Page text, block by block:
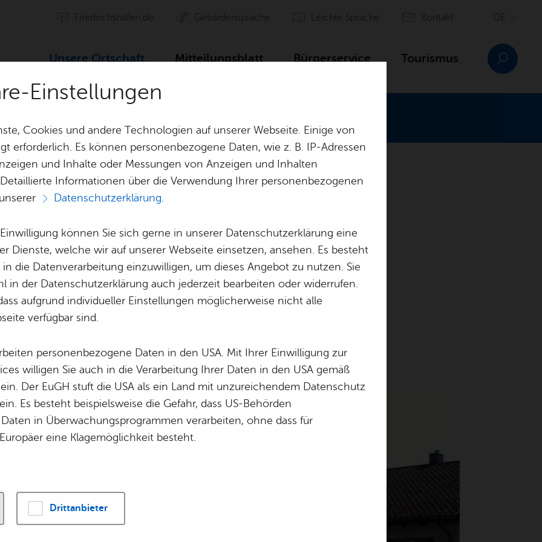
Fried­richs­ha­fen.de Ge­bär­den­spra­che Leich­te Spra­che Kon­takt
Un­se­re Ort­schaft Mit­tei­lungs­blatt Bür­ger­ser­vice Tou­ris­mus
Ge­sund­heit & So­zia­les
Lo­ka­le Agen­da
Hal­len
Kir­chen
Vor­le­sen
Efriz­wei­ler
und einzigartigen Bauweise, mit großen Räumen und vielen
Fenstern, in heller und freundlicher Atmosphäre
Einstellungen
Cookies und andere Technologien auf unserer Webseite. Einige von
erforderlich. Es können personenbezogene Daten, wie z. B. IP-Adressen
und Inhalte oder Messungen von Anzeigen und Inhalten
Informationen über die Verwendung Ihrer personenbezogenen
Datenschutzerklärung.
können Sie sich gerne in unserer Datenschutzerklärung eine
Dienste, welche wir auf unserer Webseite einsetzen, ansehen. Es besteht
die Datenverarbeitung einzuwilligen, um dieses Angebot zu nutzen. Sie
in der Datenschutzerklärung auch jederzeit bearbeiten oder widerrufen.
aufgrund individueller Einstellungen möglicherweise nicht alle
verfügbar sind.
personenbezogene Daten in den USA. Mit Ihrer Einwilligung zur
willigen Sie auch in die Verarbeitung Ihrer Daten in den USA gemäß
ein. Der EuGH stuft die USA als ein Land mit unzureichendem Datenschutz
Es besteht beispielsweise die Gefahr, dass US-Behörden
in Überwachungsprogrammen verarbeiten, ohne dass für
eine Klagemöglichkeit besteht.
Drittanbieter